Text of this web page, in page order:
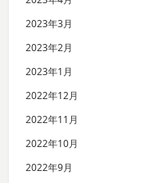
2023年3月
2023年2月
2023年1月
2022年12月
2022年11月
2022年10月
2022年9月